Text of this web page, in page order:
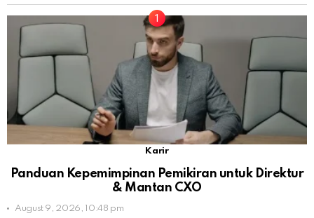
Karir
Panduan Kepemimpinan Pemikiran untuk Direktur
& Mantan CXO
August 9, 2026, 10:48 pm